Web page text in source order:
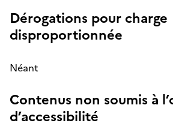
Dérogations pour charge
disproportionnée
Néant
Contenus non soumis à
d’accessibilité